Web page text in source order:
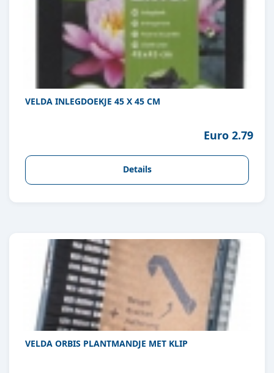
VELDA INLEGDOEKJE 45 X 45 CM
Euro 2.79
Details
VELDA ORBIS PLANTMANDJE MET KLIP